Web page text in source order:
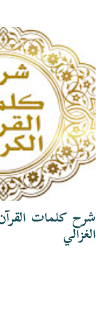
شرح كلمات
الغزالي